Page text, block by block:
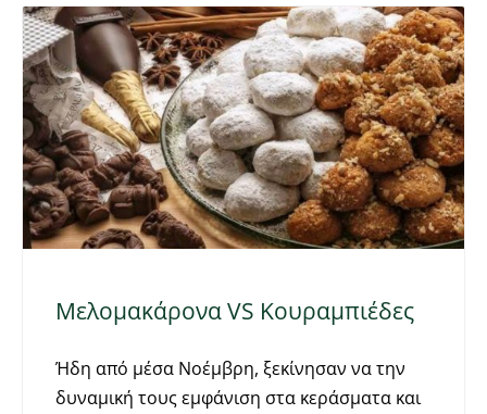
Μελομακάρονα VS Κουραμπιέδες
Ήδη από μέσα Νοέμβρη, ξεκίνησαν να την
δυναμική τους εμφάνιση στα κεράσματα και